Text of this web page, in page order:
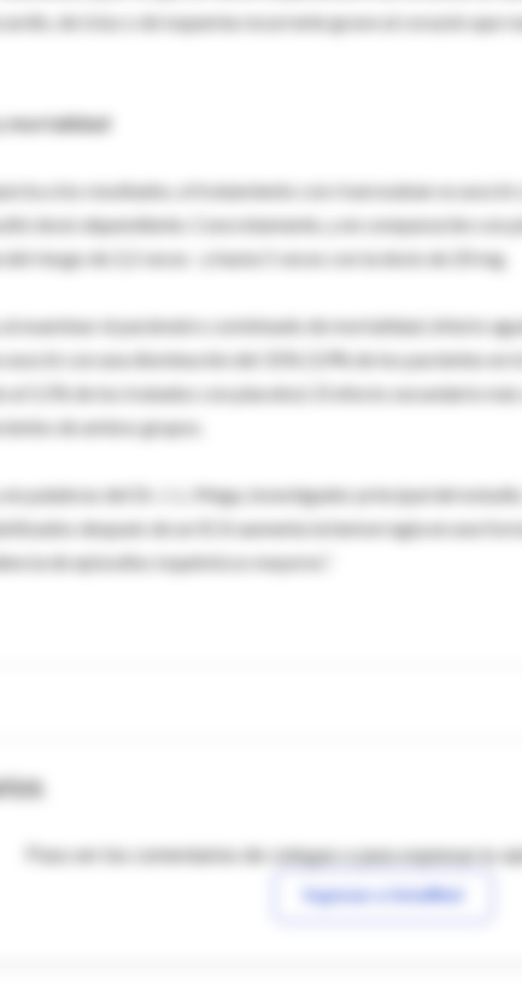
de ictus o de isquemia recurrente grave al corazón que
mortalidad
a los resultados, el tratamiento con rivaroxaban se
dosis dependiente. Concretamente, y en comparación con
riesgo de 2,2 veces –y hasta 5 veces con la dosis de 20 mg.
al examinar el parámetro combinado de mortalidad, infarto
asoció con una disminución del 31% (3,9% de los pacientes
al 5,5% de los tratados con placebo). El efecto secundario
de ambos grupos.
en palabras del Dr. J. L. Mega, investigador principal del
después de un SCA aumenta la hemorragia en una
de episodios isquémicos mayores”.
Para ver los comentarios de colegas o para expresar tu
Ingresar a IntraMed